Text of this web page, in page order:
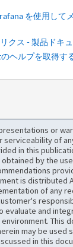
を使用して
クス - 製品ドキ
ヘルプを取得す
or
serviceability of
in this
by the
is distributed
of any
evaluate and
This
may be used
in this